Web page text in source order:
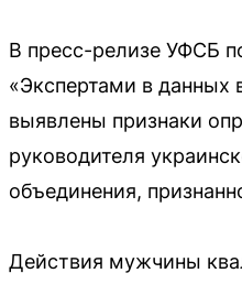
В пресс-релизе УФСБ
«Экспертами в данных
выявлены признаки
руководителя
объединения,
Действия мужчины